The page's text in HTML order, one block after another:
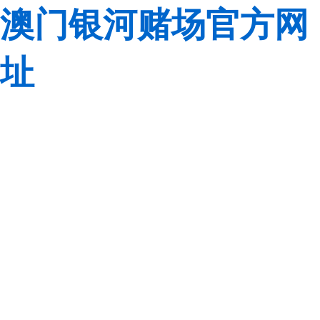
澳门银河赌场官方网
址